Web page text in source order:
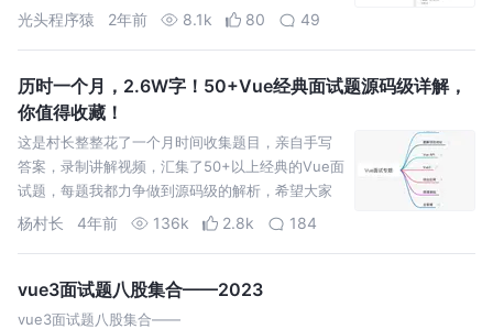
家，可以解决大部分程序员面试难、跳槽难、涨薪
光头程序猿 2年前 8.1k 80 49
历时一个月，2.6W字！50+Vue经典面试题源码级详解，
你值得收藏！
这是村长整整花了一个月时间收集题目，亲自手写
答案，录制讲解视频，汇集了50+以上经典的Vue面
试题，每题我都力争做到源码级的解析，希望大家
可以深入学习，如果你喜欢请务必点赞、收藏、留
杨村长 4年前 136k 2.8k 184
vue3面试题八股集合——2023
vue3面试题八股集合——